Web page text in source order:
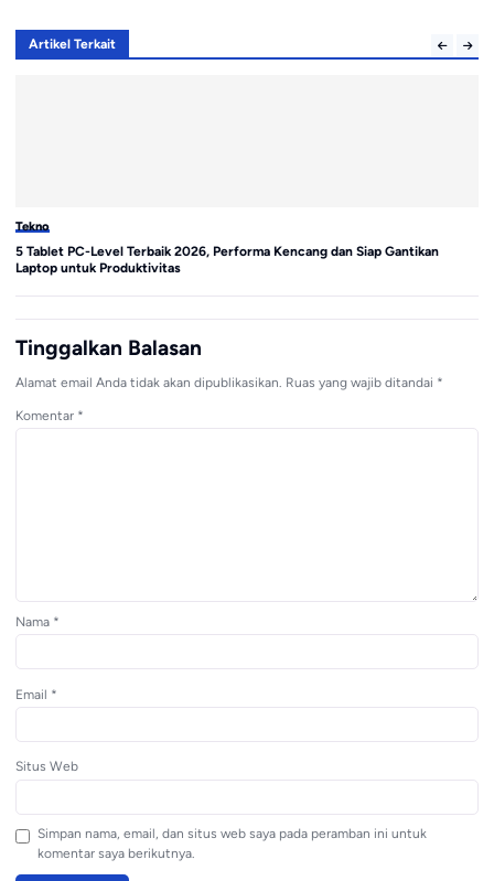
Artikel Terkait
Tekno
5 Tablet PC-Level Terbaik 2026, Performa Kencang dan Siap Gantikan
Laptop untuk Produktivitas
Tinggalkan Balasan
Alamat email Anda tidak akan dipublikasikan. Ruas yang wajib ditandai *
Komentar *
Nama *
Email *
Situs Web
Simpan nama, email, dan situs web saya pada peramban ini untuk
komentar saya berikutnya.